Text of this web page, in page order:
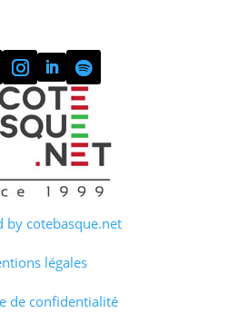
by cotebasque.net
légales
de confidentialité